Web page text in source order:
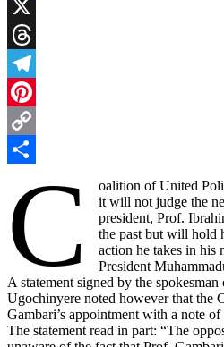
LinkedIn
X
Threads
Telegram
Pinterest
Copy
C
oalition of United
it will not judge the
president, Prof.
the past but will hold
action he takes in
President
A statement signed by the
Ugochinyere noted however that the
Gambari’s appointment with a note of
The statement read in part: “The